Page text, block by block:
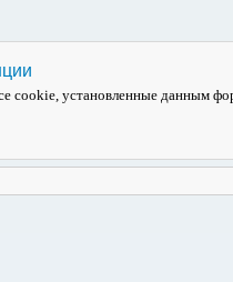
cookie, установленные данным